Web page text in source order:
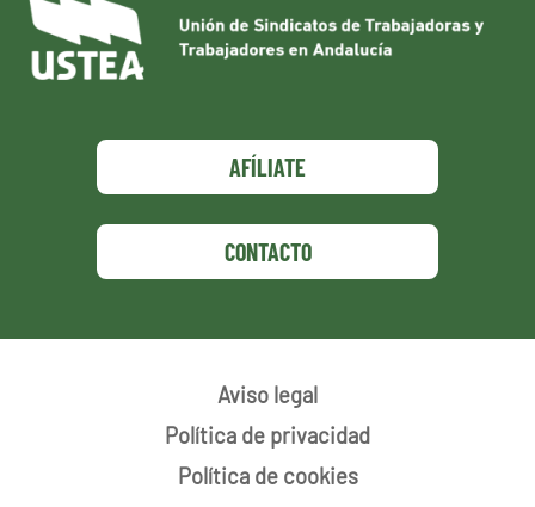
AFÍLIATE
CONTACTO
Aviso legal
Política de privacidad
Política de cookies